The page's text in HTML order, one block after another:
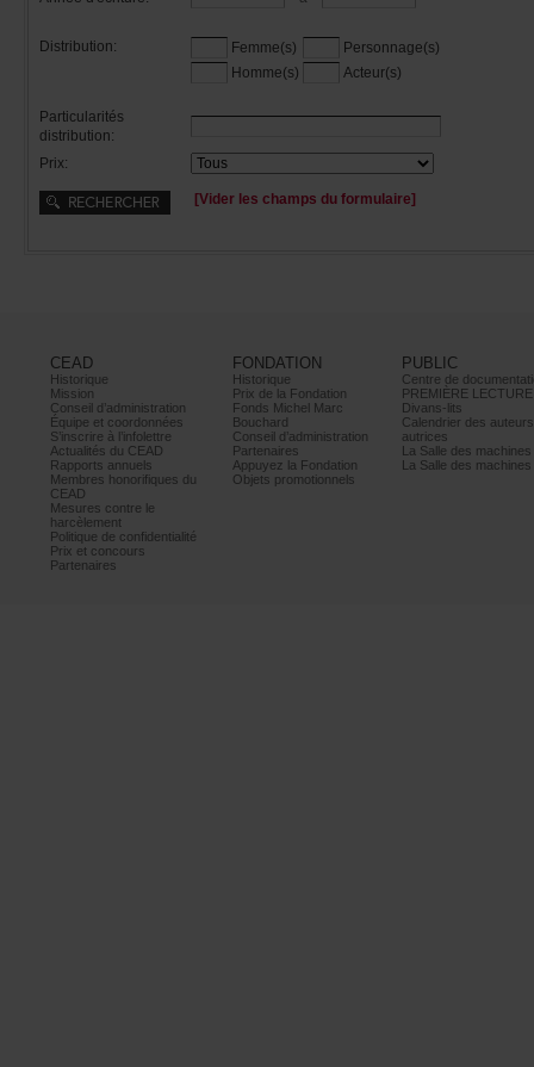
Distribution: Femme(s)
Personnage(s)
Homme(s)
Acteur(s)
Particularités
distribution:
Prix:
[Viderleschampsduformulaire]
CEAD
Historique
Mission
Conseild’administration
Équipeetcoordonnées
S’inscrireàl’infolettre
ActualitésduCEAD
Rapportsannuels
Membreshonorifiquesdu
CEAD
Mesurescontrele
harcèlement
Politiquedeconfidentialité
Prixetconcours
Partenaires
FONDATION
Historique
PrixdelaFondation
FondsMichelMarc
Bouchard
Conseild’administration
Partenaires
AppuyezlaFondation
Objetspromotionnels
PUBLIC
PREMIÈRELECTURE
Divans-lits
autrices